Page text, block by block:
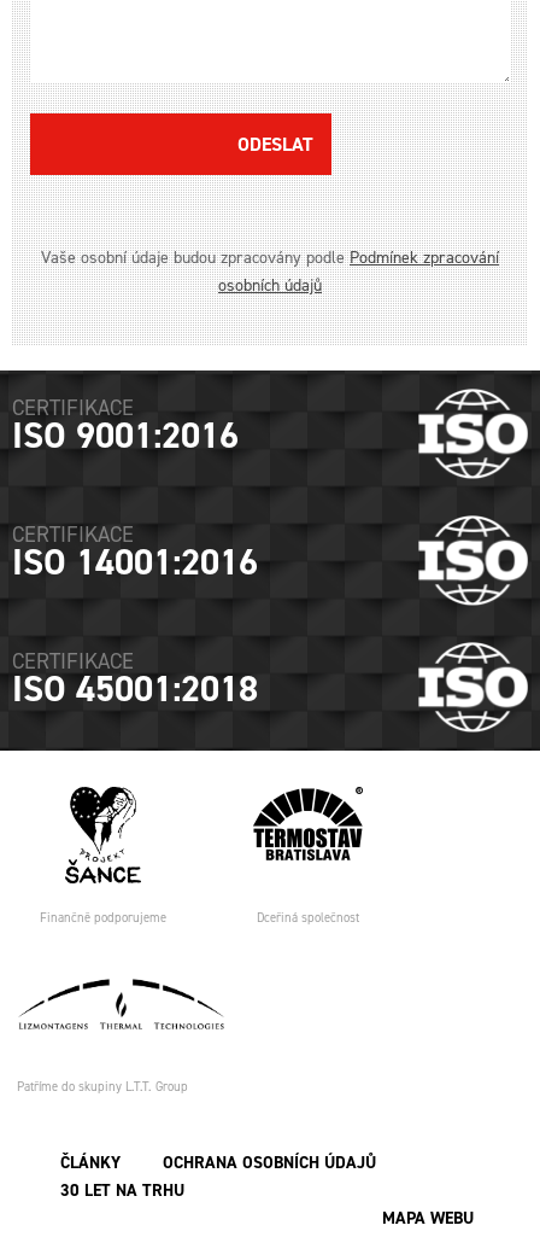
ODESLAT
Vaše osobní údaje budou zpracovány podlePodmínek zpracování
osobních údajů
CERTIFIKACE
ISO 9001:2016
CERTIFIKACE
ISO 14001:2016
CERTIFIKACE
ISO 45001:2018
Finančně podporujeme Dceřiná společnost
Patříme do skupiny L.T.T. Group
ČLÁNKY
OCHRANA OSOBNÍCH ÚDAJŮ
30 LET NA TRHU
MAPA WEBU